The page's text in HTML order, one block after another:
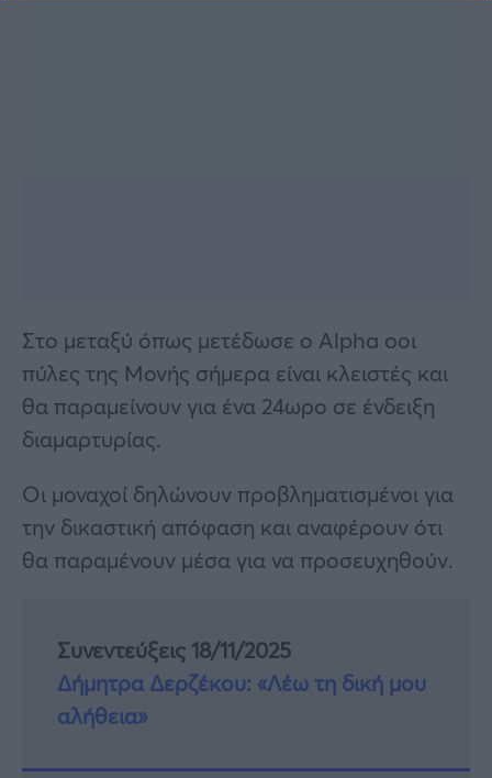
Στο μεταξύ όπως μετέδωσε ο Alpha oοι
πύλες της Μονής σήμερα είναι κλειστές και
θα παραμείνουν για ένα 24ωρο σε ένδειξη
διαμαρτυρίας.
Οι μοναχοί δηλώνουν προβληματισμένοι για
την δικαστική απόφαση και αναφέρουν ότι
θα παραμένουν μέσα για να προσευχηθούν.
Συνεντεύξεις 18/11/2025
Δήμητρα Δερζέκου: «Λέω τη δική μου
αλήθεια»